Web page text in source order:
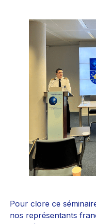
Pour clore ce
nos représentants